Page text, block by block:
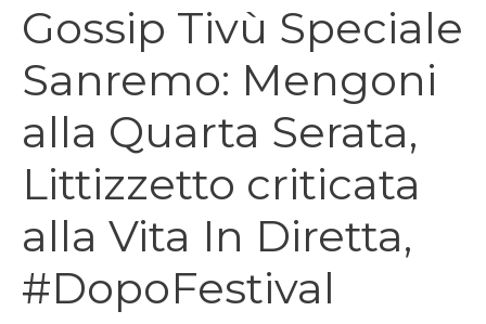
Gossip Tivù Speciale
Sanremo: Mengoni
alla Quarta Serata,
Littizzetto criticata
alla Vita In Diretta,
#DopoFestival